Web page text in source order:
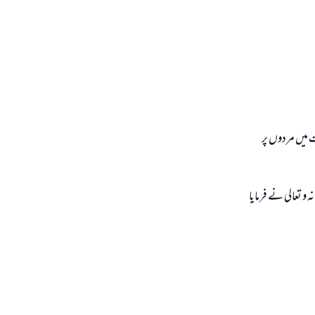
ميں مردوں پر
تعالى نے فرمايا